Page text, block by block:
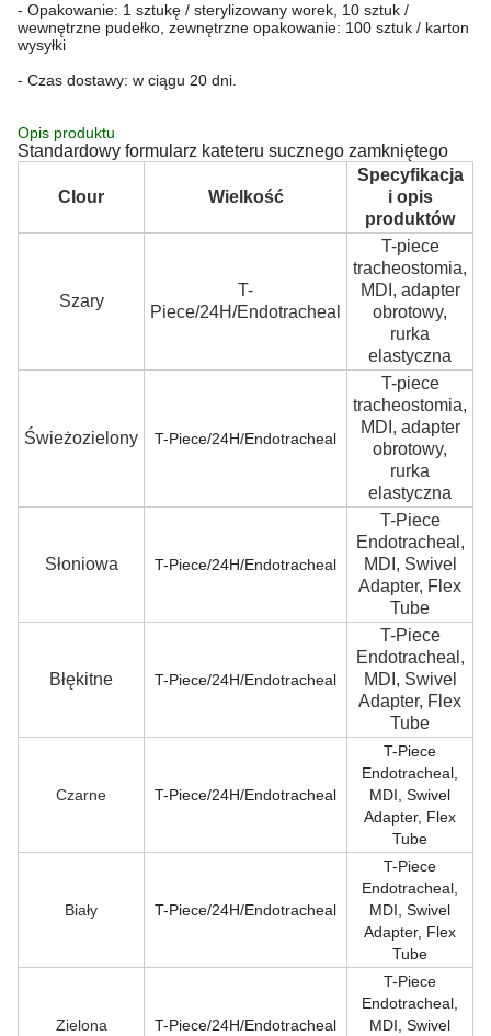
- Opakowanie: 1 sztukę / sterylizowany worek, 10 sztuk /
wewnętrzne pudełko, zewnętrzne opakowanie: 100 sztuk / karton
wysyłki
- Czas dostawy: w ciągu 20 dni.
Opis produktu
Standardowy formularz kateteru sucznego zamkniętego
Clour Wielkość
Specyfikacja
i opis
produktów
Szary
T-
Piece/24H/Endotracheal
T-piece
tracheostomia,
MDI, adapter
obrotowy,
rurka
elastyczna
Świeżozielony T-Piece/24H/Endotracheal
T-piece
tracheostomia,
MDI, adapter
obrotowy,
rurka
elastyczna
Słoniowa T-Piece/24H/Endotracheal
T-Piece
Endotracheal,
MDI, Swivel
Adapter, Flex
Tube
Błękitne T-Piece/24H/Endotracheal
T-Piece
Endotracheal,
MDI, Swivel
Adapter, Flex
Tube
Czarne T-Piece/24H/Endotracheal
T-Piece
Endotracheal,
MDI, Swivel
Adapter, Flex
Tube
Biały T-Piece/24H/Endotracheal
T-Piece
Endotracheal,
MDI, Swivel
Adapter, Flex
Tube
Zielona T-Piece/24H/Endotracheal
T-Piece
Endotracheal,
MDI, Swivel